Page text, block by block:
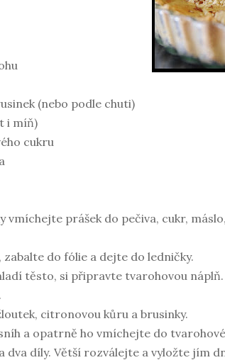
(nebo podle chuti)
i míň)
cukru
vmíchejte prášek do pečiva, cukr,
do fólie a dejte do ledničky.
těsto, si připravte tvarohovou
citronovou kůru a brusinky.
a opatrně ho vmíchejte do
dva díly. Větší rozválejte a vyložte jím